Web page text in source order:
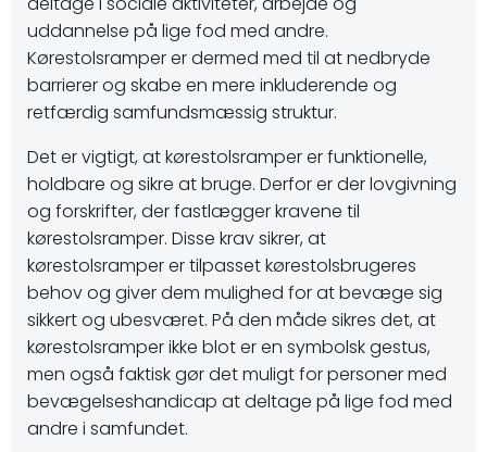
uddannelse på lige fod med andre.
Kørestolsramper er dermed med til at nedbryde
barrierer og skabe en mere inkluderende og
retfærdig samfundsmæssig struktur.
Det er vigtigt, at kørestolsramper er funktionelle,
holdbare og sikre at bruge. Derfor er der lovgivning
og forskrifter, der fastlægger kravene til
kørestolsramper. Disse krav sikrer, at
kørestolsramper er tilpasset kørestolsbrugeres
behov og giver dem mulighed for at bevæge sig
sikkert og ubesværet. På den måde sikres det, at
kørestolsramper ikke blot er en symbolsk gestus,
men også faktisk gør det muligt for personer med
bevægelseshandicap at deltage på lige fod med
andre i samfundet.